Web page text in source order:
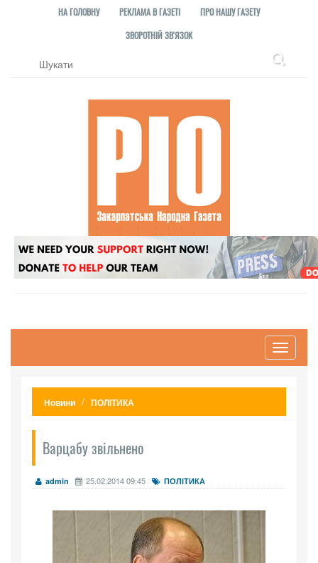
НА ГОЛОВНУ РЕКЛАМА В ГАЗЕТІ
ПРО НАШУ ГАЗЕТУ
ЗВОРОТНІЙ ЗВ'ЯЗОК
Toggle
Новини ПОЛІТИКА
Варцабу звільнено
admin 25.02.2014 09:45 ПОЛІТИКА